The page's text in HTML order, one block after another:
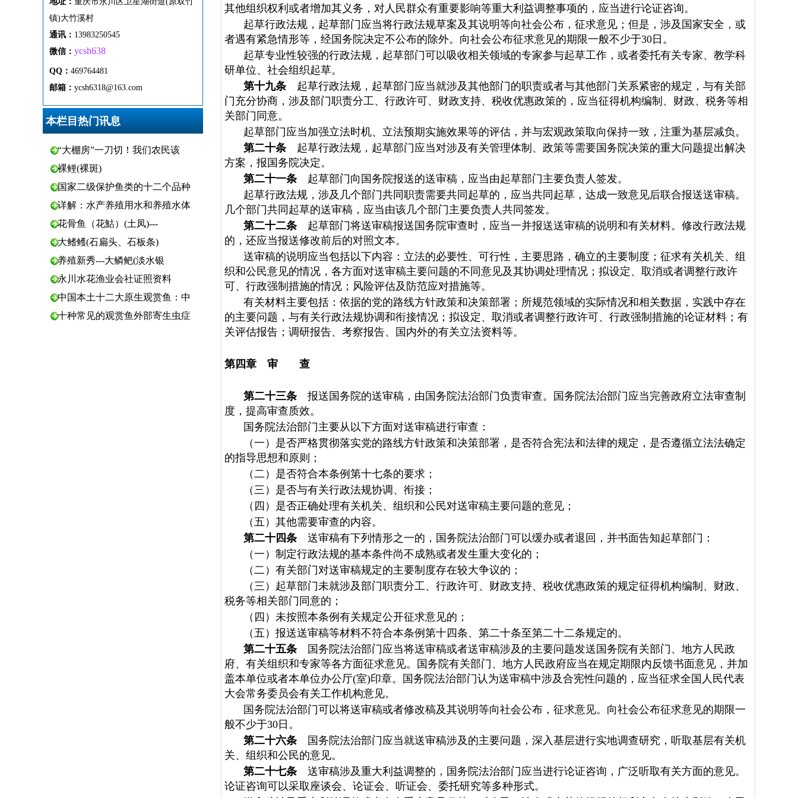
镇)大竹溪村
通讯 ： 13983250545
微信： ycsh638
QQ： 469764481
邮箱： ycsh6318@163.com
本栏目热门讯息
“大棚房”一刀切！我们农民该
裸鲤(裸斑)
国家二级保护鱼类的十二个品种
详解：水产养殖用水和养殖水体
花骨鱼（花鮕）(土凤)---
大鳍鳠(石扁头、石板条)
养殖新秀---大鳞鲃(淡水银
永川水花渔业会社证照资料
中国本土十二大原生观赏鱼：中
十种常见的观赏鱼外部寄生虫症
其他组织权利或者增加其义务，对人民群众有重要影响等重大利益调整事项的，应当进行论证咨询。
起草行政法规，起草部门应当将行政法规草案及其说明等向社会公布，征求意见；但是，涉及国家安全，或
者遇有紧急情形等，经国务院决定不公布的除外。向社会公布征求意见的期限一般不少于30日。
起草专业性较强的行政法规，起草部门可以吸收相关领域的专家参与起草工作，或者委托有关专家、教学科
研单位、社会组织起草。
第十九条 起草行政法规，起草部门应当就涉及其他部门的职责或者与其他部门关系紧密的规定，与有关部
门充分协商，涉及部门职责分工、行政许可、财政支持、税收优惠政策的，应当征得机构编制、财政、税务等相
关部门同意。
起草部门应当加强立法时机、立法预期实施效果等的评估，并与宏观政策取向保持一致，注重为基层减负。
第二十条 起草行政法规，起草部门应当对涉及有关管理体制、政策等需要国务院决策的重大问题提出解决
方案，报国务院决定。
第二十一条 起草部门向国务院报送的送审稿，应当由起草部门主要负责人签发。
起草行政法规，涉及几个部门共同职责需要共同起草的，应当共同起草，达成一致意见后联合报送送审稿。
几个部门共同起草的送审稿，应当由该几个部门主要负责人共同签发。
第二十二条 起草部门将送审稿报送国务院审查时，应当一并报送送审稿的说明和有关材料。修改行政法规
的，还应当报送修改前后的对照文本。
送审稿的说明应当包括以下内容：立法的必要性、可行性，主要思路，确立的主要制度；征求有关机关、组
织和公民意见的情况，各方面对送审稿主要问题的不同意见及其协调处理情况；拟设定、取消或者调整行政许
可、行政强制措施的情况；风险评估及防范应对措施等。
有关材料主要包括：依据的党的路线方针政策和决策部署；所规范领域的实际情况和相关数据，实践中存在
的主要问题，与有关行政法规协调和衔接情况；拟设定、取消或者调整行政许可、行政强制措施的论证材料；有
关评估报告；调研报告、考察报告、国内外的有关立法资料等。
第四章 审 查
第二十三条 报送国务院的送审稿，由国务院法治部门负责审查。国务院法治部门应当完善政府立法审查制
度，提高审查质效。
国务院法治部门主要从以下方面对送审稿进行审查：
（一）是否严格贯彻落实党的路线方针政策和决策部署，是否符合宪法和法律的规定，是否遵循立法法确定
的指导思想和原则；
（二）是否符合本条例第十七条的要求；
（三）是否与有关行政法规协调、衔接；
（四）是否正确处理有关机关、组织和公民对送审稿主要问题的意见；
（五）其他需要审查的内容。
第二十四条 送审稿有下列情形之一的，国务院法治部门可以缓办或者退回，并书面告知起草部门：
（一）制定行政法规的基本条件尚不成熟或者发生重大变化的；
（二）有关部门对送审稿规定的主要制度存在较大争议的；
（三）起草部门未就涉及部门职责分工、行政许可、财政支持、税收优惠政策的规定征得机构编制、财政、
税务等相关部门同意的；
（四）未按照本条例有关规定公开征求意见的；
（五）报送送审稿等材料不符合本条例第十四条、第二十条至第二十二条规定的。
第二十五条 国务院法治部门应当将送审稿或者送审稿涉及的主要问题发送国务院有关部门、地方人民政
府、有关组织和专家等各方面征求意见。国务院有关部门、地方人民政府应当在规定期限内反馈书面意见，并加
盖本单位或者本单位办公厅(室)印章。国务院法治部门认为送审稿中涉及合宪性问题的，应当征求全国人民代表
大会常务委员会有关工作机构意见。
国务院法治部门可以将送审稿或者修改稿及其说明等向社会公布，征求意见。向社会公布征求意见的期限一
般不少于30日。
第二十六条 国务院法治部门应当就送审稿涉及的主要问题，深入基层进行实地调查研究，听取基层有关机
关、组织和公民的意见。
第二十七条 送审稿涉及重大利益调整的，国务院法治部门应当进行论证咨询，广泛听取有关方面的意见。
论证咨询可以采取座谈会、论证会、听证会、委托研究等多种形式。